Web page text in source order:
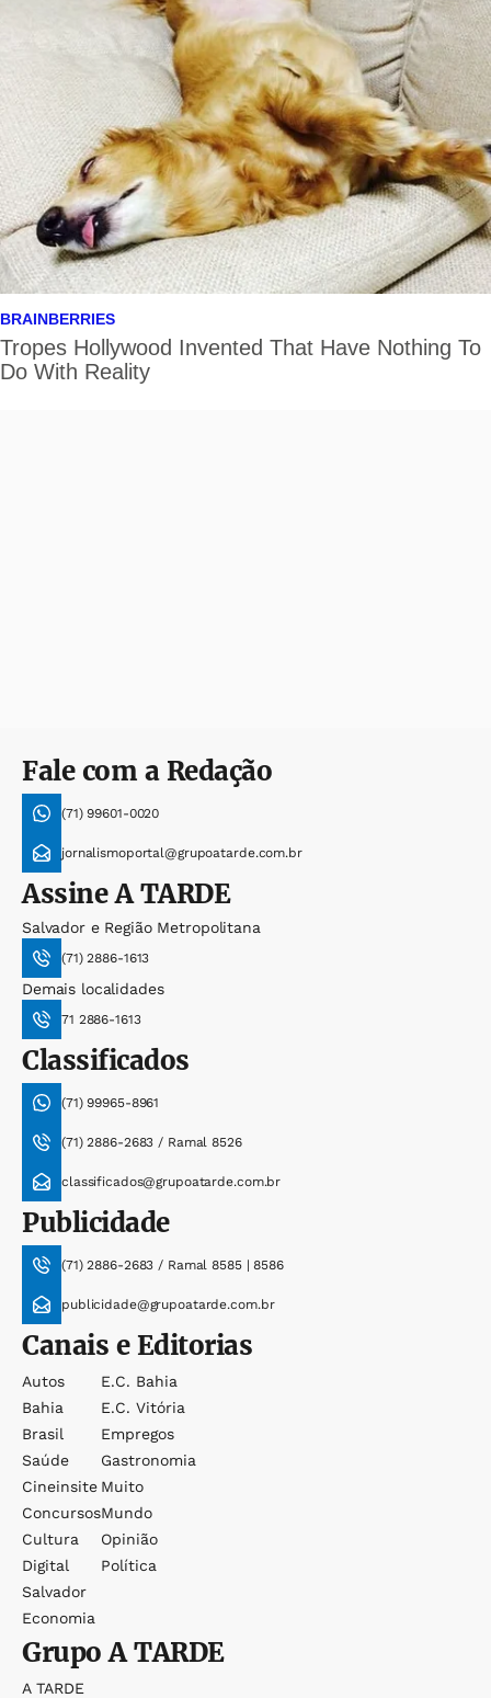
Fale com a Redação
(71) 99601-0020
jornalismoportal@grupoatarde.com.br
AssineA TARDE
Salvador e Região Metropolitana
(71) 2886-1613
Demais localidades
71 2886-1613
Classificados
(71) 99965-8961
(71) 2886-2683 / Ramal 8526
classificados@grupoatarde.com.br
Publicidade
(71) 2886-2683 / Ramal 8585 | 8586
publicidade@grupoatarde.com.br
Canais e Editorias
Autos
Bahia
Brasil
Saúde
Cineinsite
Concursos
Cultura
Digital
Salvador
Economia
E.c. Bahia
E.c. Vitória
Empregos
Gastronomia
Muito
Mundo
Opinião
Política
GrupoA TARDE
A TARDE